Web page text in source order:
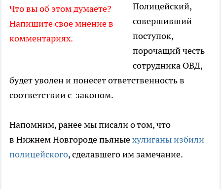
Что вы об этом думаете?
Напишите свое мнение в
комментариях.
Полицейский,
совершивший
поступок,
порочащий честь
сотрудника ОВД,
будет уволен и понесет ответственность в
соответствии с законом.
Напомним, ранее мы писали о том, что
в Нижнем Новгороде пьяныехулиганы избили
полицейского, сделавшего им замечание.